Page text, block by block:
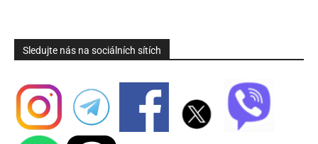
Sledujte nás na sociálních sítích